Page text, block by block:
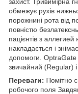
обмежує рухів
порожнині рота від
повністю
пацієнтів з
накладається і
допомоги. OptraGate
звичайний (Regular)
Переваги: Помітно
робочого поля